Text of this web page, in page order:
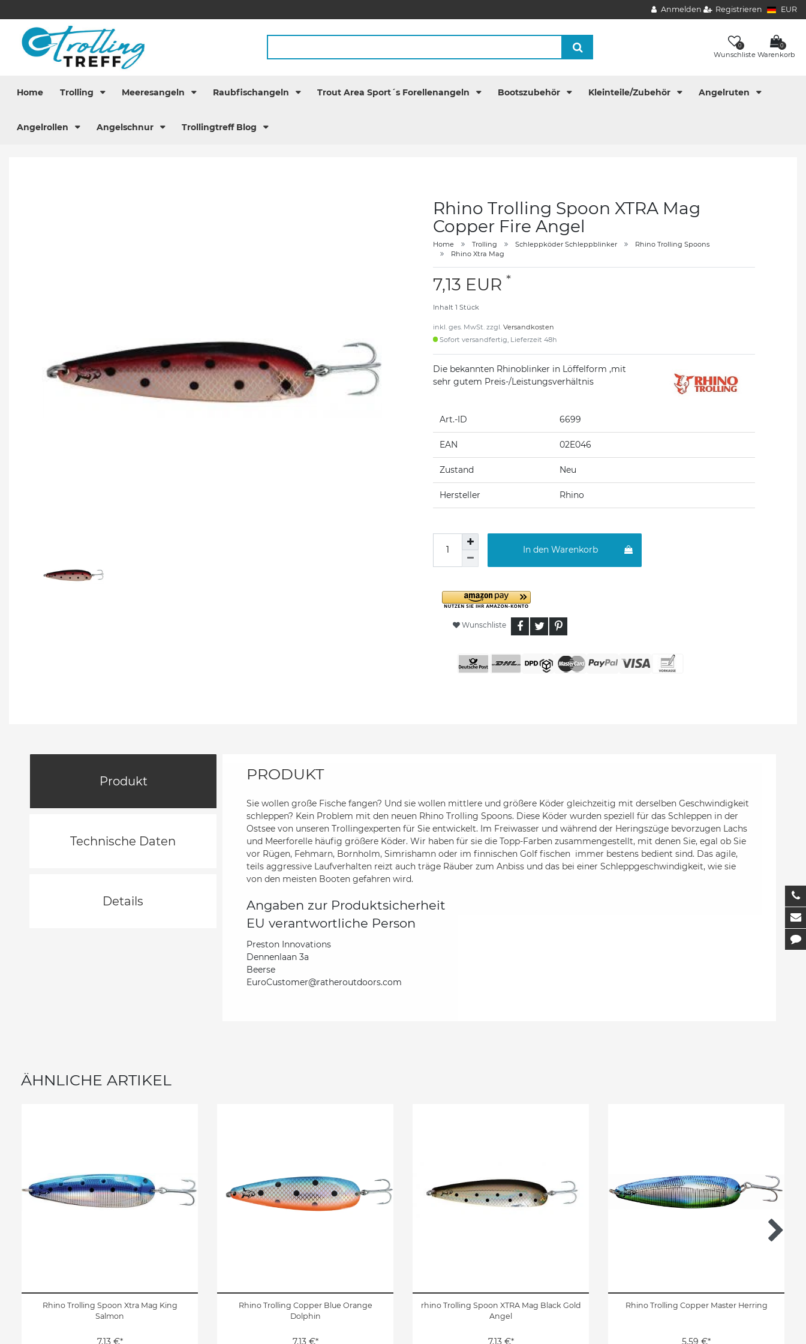
Anmelden Registrieren EUR
0
Wunschliste
0
Warenkorb
Home Trolling Meeresangeln Raubfischangeln Trout Area Sport´s Forellenangeln Bootszubehör Kleinteile/Zubehör Angelruten
Angelrollen Angelschnur Trollingtreff Blog
Rhino Trolling Spoon XTRA Mag
Copper Fire Angel
Home Trolling Schleppköder Schleppblinker
Rhino Trolling Spoons
Rhino Xtra Mag
7,13 EUR *
Inhalt 1 Stück
inkl. ges. MwSt. zzgl. Versandkosten
Sofort versandfertig, Lieferzeit 48h
Die bekannten Rhinoblinker in Löffelform ,mit
sehr gutem Preis-/Leistungsverhältnis
Art.-ID 6699
EAN 02E046
Zustand Neu
Hersteller Rhino
In den Warenkorb
Wunschliste
Produkt
Technische Daten
Details
PRODUKT
Sie wollen große Fische fangen? Und sie wollen mittlere und größere Köder gleichzeitig mit derselben Geschwindigkeit
schleppen? Kein Problem mit den neuen Rhino Trolling Spoons. Diese Köder wurden speziell für das Schleppen in der
Ostsee von unseren Trollingexperten für Sie entwickelt. Im Freiwasser und während der Heringszüge bevorzugen Lachs
und Meerforelle häufig größere Köder. Wir haben für sie die Topp-Farben zusammengestellt, mit denen Sie, egal ob Sie
vor Rügen, Fehmarn, Bornholm, Simrishamn oder im finnischen Golf fischen  immer bestens bedient sind. Das agile,
teils aggressive Laufverhalten reizt auch träge Räuber zum Anbiss und das bei einer Schleppgeschwindigkeit, wie sie
von den meisten Booten gefahren wird.
Angaben zur Produktsicherheit
EU verantwortliche Person
Preston Innovations
Dennenlaan 3a
Beerse
EuroCustomer@ratheroutdoors.com
ÄHNLICHE ARTIKEL
Rhino Trolling Spoon Xtra Mag King
Salmon
7,13 €*
Rhino Trolling Copper Blue Orange
Dolphin
7,13 €*
rhino Trolling Spoon XTRA Mag Black Gold
Angel
7,13 €*
Rhino Trolling Copper Master Herring
5,59 €*